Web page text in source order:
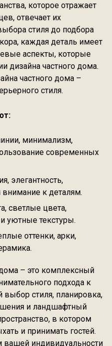
которое отражает
отвечает их
стиля до подбора
каждая деталь имеет
аспекты, которые
дизайна частного дома.
частного дома –
стиля.
минимализм,
современных
элегантность,
к деталям.
светлые цвета,
уютные текстуры.
оттенки, арки,
– это комплексный
подхода к
стиля, планировка,
и ландшафтный
в котором
и принимать гостей.
вашей индивидуальности